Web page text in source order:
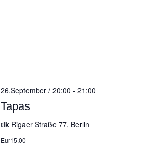
Tapas
26.September / 20:00 - 21:00
tik Rigaer Straße 77, Berlin
Eur15,00